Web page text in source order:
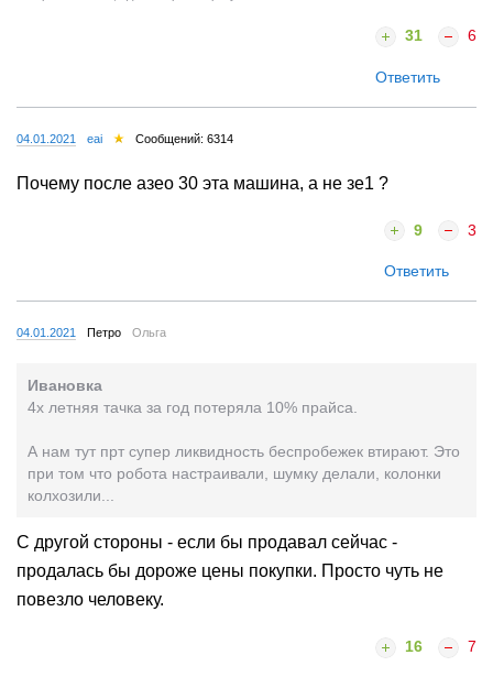
31 6
Ответить
04.01.2021 eai Сообщений: 6314
Почему после азео 30 эта машина, а не зе1 ?
9 3
Ответить
04.01.2021 Петро Ольга
Ивановка
4х летняя тачка за год потеряла 10% прайса.
А нам тут прт супер ликвидность беспробежек втирают. Это
при том что робота настраивали, шумку делали, колонки
колхозили...
С другой стороны - если бы продавал сейчас -
продалась бы дороже цены покупки. Просто чуть не
повезло человеку.
16 7